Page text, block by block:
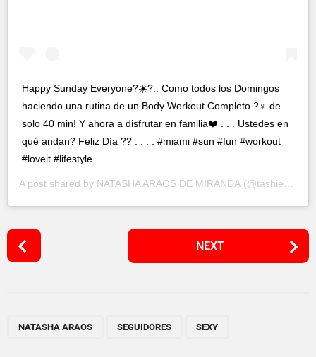
Happy Sunday Everyone?☀️?.. Como todos los Domingos
haciendo una rutina de un Body Workout Completo ?️‍♀️ de
solo 40 min! Y ahora a disfrutar en familia❤️ . . . Ustedes en
qué andan? Feliz Día ?? . . . . #miami #sun #fun #workout
#loveit #lifestyle
A post shared by NATASHA ARAOS DE MIRANDA (@tashie_net) on
P
o
NEXT
NATASHA ARAOS SEGUIDORES SEXY